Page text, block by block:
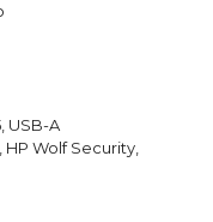
USB-A
Wolf Security,